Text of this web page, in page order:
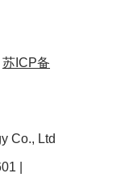
苏ICP备
Co., Ltd
|